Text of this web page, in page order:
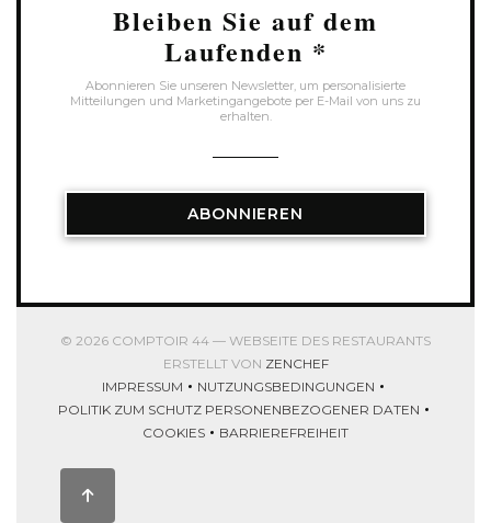
Bleiben Sie auf dem
Laufenden *
Abonnieren Sie unseren Newsletter, um personalisierte
Mitteilungen und Marketingangebote per E-Mail von uns zu
erhalten.
ABONNIEREN
© 2026 COMPTOIR 44 — WEBSEITE DES RESTAURANTS
ERSTELLT VON ZENCHEF((ÖFFNET EIN NEUES
IMPRESSUM
((ÖFFNET EIN NEUES FENSTER))
NUTZUNGSBEDINGUNGEN
((ÖFFNET EIN NEUES
POLITIK ZUM SCHUTZ PERSONENBEZOGENER DATEN
((ÖFFNET EIN NEUES FENSTER))
COOKIES
((ÖFFNET EIN NEUES FENSTER))
BARRIEREFREIHEIT
((ÖFFNET EIN NEUES FENSTER))